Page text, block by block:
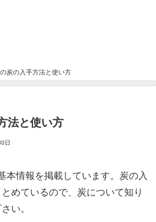
炭の入手方法と使い方
法と使い方
日
本情報を掲載しています。炭の入
めているので、炭について知り
い。